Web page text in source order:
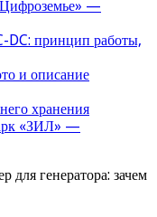
—
DC: принцип работы,
и описание
хранения
«ЗИЛ» —
для генератора: зачем